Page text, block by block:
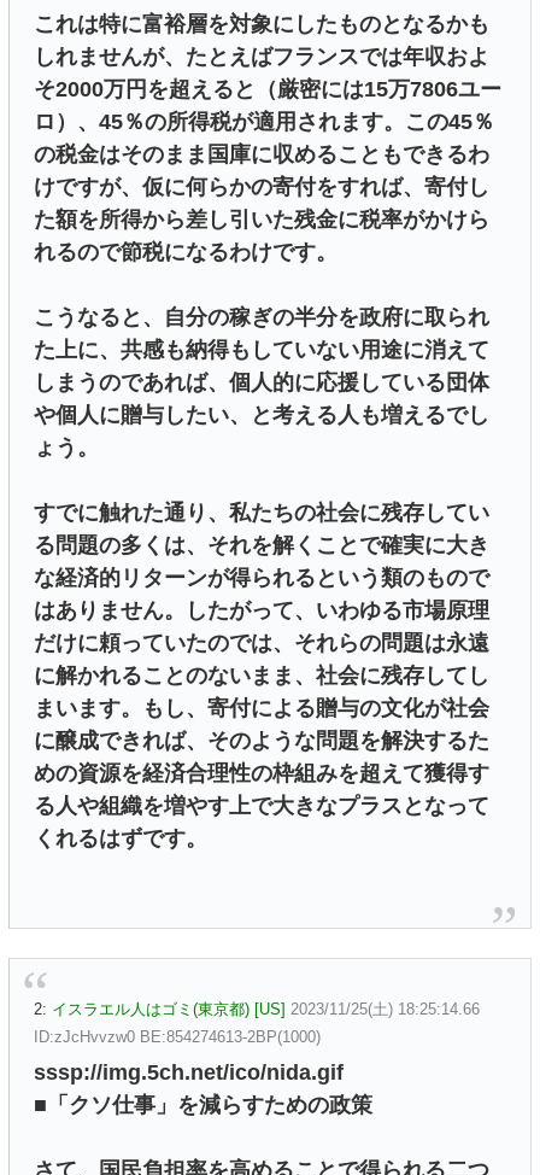
これは特に富裕層を対象にしたものとなるかも
しれませんが、たとえばフランスでは年収およ
そ2000万円を超えると（厳密には15万7806ユー
ロ）、45％の所得税が適用されます。この45％
の税金はそのまま国庫に収めることもできるわ
けですが、仮に何らかの寄付をすれば、寄付し
た額を所得から差し引いた残金に税率がかけら
れるので節税になるわけです。
こうなると、自分の稼ぎの半分を政府に取られ
た上に、共感も納得もしていない用途に消えて
しまうのであれば、個人的に応援している団体
や個人に贈与したい、と考える人も増えるでし
ょう。
すでに触れた通り、私たちの社会に残存してい
る問題の多くは、それを解くことで確実に大き
な経済的リターンが得られるという類のもので
はありません。したがって、いわゆる市場原理
だけに頼っていたのでは、それらの問題は永遠
に解かれることのないまま、社会に残存してし
まいます。もし、寄付による贈与の文化が社会
に醸成できれば、そのような問題を解決するた
めの資源を経済合理性の枠組みを超えて獲得す
る人や組織を増やす上で大きなプラスとなって
くれるはずです。
2: イスラエル人はゴミ(東京都) [US] 2023/11/25(土) 18:25:14.66
ID:zJcHvvzw0 BE:854274613-2BP(1000)
sssp://img.5ch.net/ico/nida.gif
■「クソ仕事」を減らすための政策
さて、国民負担率を高めることで得られる二つ